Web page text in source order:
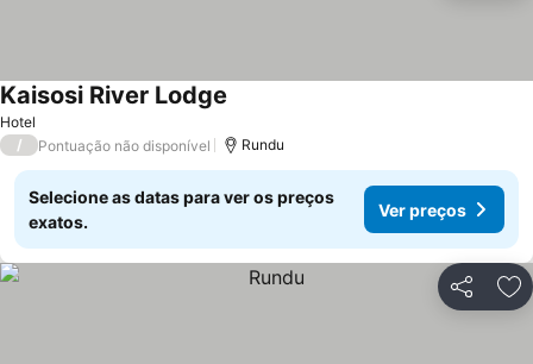
Hotel
Kaisosi River Lodge
/ Pontuação não disponível Rundu
Selecione as datas para ver os preços
exatos.
Ver preços
Partilhar